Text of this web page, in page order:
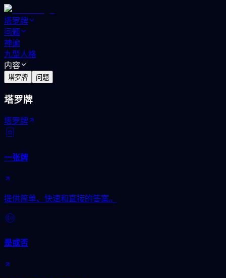
塔罗牌
问题
神谕
九型人格
内容
塔罗牌 问题
塔罗牌
塔罗牌
一张牌
提供简单、快速和直接的答案。
是或否